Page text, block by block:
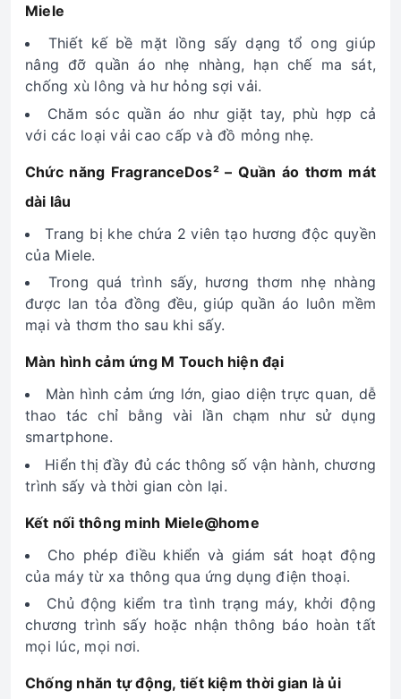
Miele
Thiết kế bề mặt lồng sấy dạng tổ ong giúp
nâng đỡ quần áo nhẹ nhàng, hạn chế ma sát,
chống xù lông và hư hỏng sợi vải.
Chăm sóc quần áo như giặt tay, phù hợp cả
với các loại vải cao cấp và đồ mỏng nhẹ.
Chức năng FragranceDos² – Quần áo thơm mát
dài lâu
Trang bị khe chứa 2 viên tạo hương độc quyền
của Miele.
Trong quá trình sấy, hương thơm nhẹ nhàng
được lan tỏa đồng đều, giúp quần áo luôn mềm
mại và thơm tho sau khi sấy.
Màn hình cảm ứng M Touch hiện đại
Màn hình cảm ứng lớn, giao diện trực quan, dễ
thao tác chỉ bằng vài lần chạm như sử dụng
smartphone.
Hiển thị đầy đủ các thông số vận hành, chương
trình sấy và thời gian còn lại.
Kết nối thông minh Miele@home
Cho phép điều khiển và giám sát hoạt động
của máy từ xa thông qua ứng dụng điện thoại.
Chủ động kiểm tra tình trạng máy, khởi động
chương trình sấy hoặc nhận thông báo hoàn tất
mọi lúc, mọi nơi.
Chống nhăn tự động, tiết kiệm thời gian là ủi